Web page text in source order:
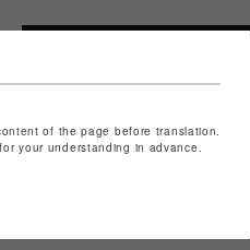
of the page before translation.
your understanding in advance.